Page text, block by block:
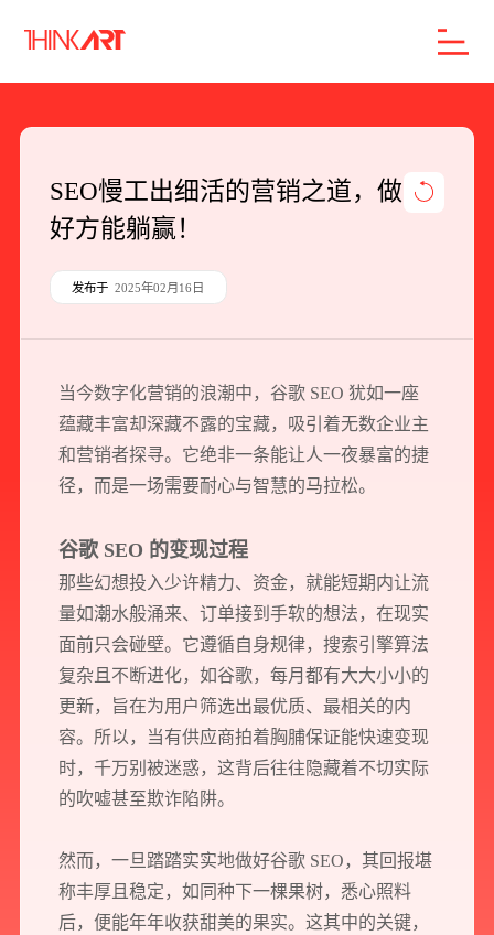
企业网站建设
数字产品研发
外贸独立站
SEO慢工出细活的营销之道，做
好方能躺赢！
发布于 2025年02月16日
当今数字化营销的浪潮中，谷歌 SEO 犹如一座
蕴藏丰富却深藏不露的宝藏，吸引着无数企业主
和营销者探寻。它绝非一条能让人一夜暴富的捷
径，而是一场需要耐心与智慧的马拉松。
谷歌 SEO 的变现过程
那些幻想投入少许精力、资金，就能短期内让流
量如潮水般涌来、订单接到手软的想法，在现实
面前只会碰壁。它遵循自身规律，搜索引擎算法
复杂且不断进化，如谷歌，每月都有大大小小的
更新，旨在为用户筛选出最优质、最相关的内
容。所以，当有供应商拍着胸脯保证能快速变现
时，千万别被迷惑，这背后往往隐藏着不切实际
的吹嘘甚至欺诈陷阱。
然而，一旦踏踏实实地做好谷歌 SEO，其回报堪
称丰厚且稳定，如同种下一棵果树，悉心照料
后，便能年年收获甜美的果实。这其中的关键，